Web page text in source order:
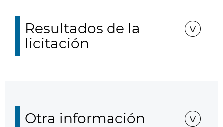
Resultados de la
licitación
Otra información